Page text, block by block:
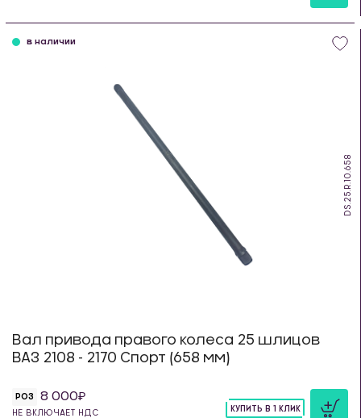
DS.25.R.10.658
в наличии
Вал привода правого колеса 25 шлицов
ВАЗ 2108 - 2170 Спорт (658 мм)
РОЗ 8 000
НЕ ВКЛЮЧАЕТ НДС
КУПИТЬ В 1 КЛИК